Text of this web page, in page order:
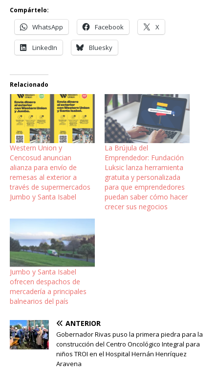
Compártelo:
WhatsApp Facebook X
LinkedIn Bluesky
Relacionado
Western Union y
Cencosud anuncian
alianza para envío de
remesas al exterior a
través de supermercados
Jumbo y Santa Isabel
La Brújula del
Emprendedor: Fundación
Luksic lanza herramienta
gratuita y personalizada
para que emprendedores
puedan saber cómo hacer
crecer sus negocios
Jumbo y Santa Isabel
ofrecen despachos de
mercadería a principales
balnearios del país
ANTERIOR
Gobernador Rivas puso la primera piedra para la
construcción del Centro Oncológico Integral para
niños TROI en el Hospital Hernán Henríquez
Aravena